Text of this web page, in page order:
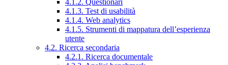
4.1.2. Questionari
4.1.3. Test di usabilità
4.1.4. Web analytics
4.1.5. Strumenti di mappatura dell’esperienza
utente
4.2. Ricerca secondaria
4.2.1. Ricerca documentale